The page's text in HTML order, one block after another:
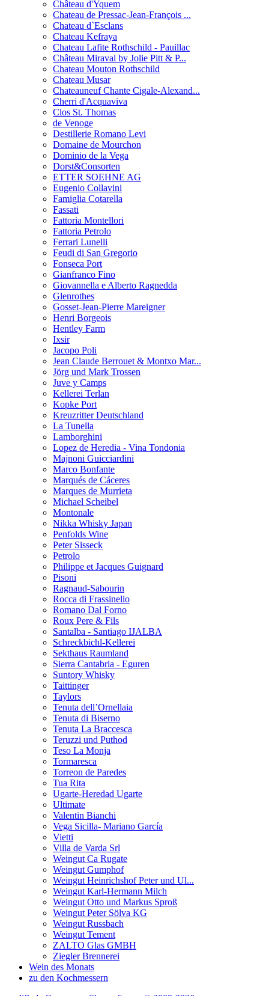
Château d'Yquem
Chateau de Pressac-Jean-François ...
Chateau d`Esclans
Chateau Kefraya
Chateau Lafite Rothschild - Pauillac
Château Miraval by Jolie Pitt & P...
Chateau Mouton Rothschild
Chateau Musar
Chateauneuf Chante Cigale-Alexand...
Cherri d'Acquaviva
Clos St. Thomas
de Venoge
Destillerie Romano Levi
Domaine de Mourchon
Dominio de la Vega
Dorst&Consorten
ETTER SOEHNE AG
Eugenio Collavini
Famiglia Cotarella
Fassati
Fattoria Montellori
Fattoria Petrolo
Ferrari Lunelli
Feudi di San Gregorio
Fonseca Port
Gianfranco Fino
Giovannella e Alberto Ragnedda
Glenrothes
Gosset-Jean-Pierre Mareigner
Henri Borgeois
Hentley Farm
Ixsir
Jacopo Poli
Jean Claude Berrouet & Montxo Mar...
Jörg und Mark Trossen
Juve y Camps
Kellerei Terlan
Kopke Port
Kreuzritter Deutschland
La Tunella
Lamborghini
Lopez de Heredia - Vina Tondonia
Majnoni Guicciardini
Marco Bonfante
Marqués de Cáceres
Marques de Murrieta
Michael Scheibel
Montonale
Nikka Whisky Japan
Penfolds Wine
Peter Sisseck
Petrolo
Philippe et Jacques Guignard
Pisoni
Ragnaud-Sabourin
Rocca di Frassinello
Romano Dal Forno
Roux Pere & Fils
Santalba - Santiago IJALBA
Schreckbichl-Kellerei
Sekthaus Raumland
Sierra Cantabria - Eguren
Suntory Whisky
Taittinger
Taylors
Tenuta dell’Ornellaia
Tenuta di Biserno
Tenuta La Braccesca
Teruzzi und Puthod
Teso La Monja
Tormaresca
Torreon de Paredes
Tua Rita
Ugarte-Heredad Ugarte
Ultimate
Valentin Bianchi
Vega Sicilla- Mariano García
Vietti
Villa de Varda Srl
Weingut Ca Rugate
Weingut Gumphof
Weingut Heinrichshof Peter und Ul...
Weingut Karl-Hermann Milch
Weingut Otto und Markus Sproß
Weingut Peter Sölva KG
Weingut Russbach
Weingut Tement
ZALTO Glas GMBH
Ziegler Brennerei
Wein des Monats
zu den Kochmessern